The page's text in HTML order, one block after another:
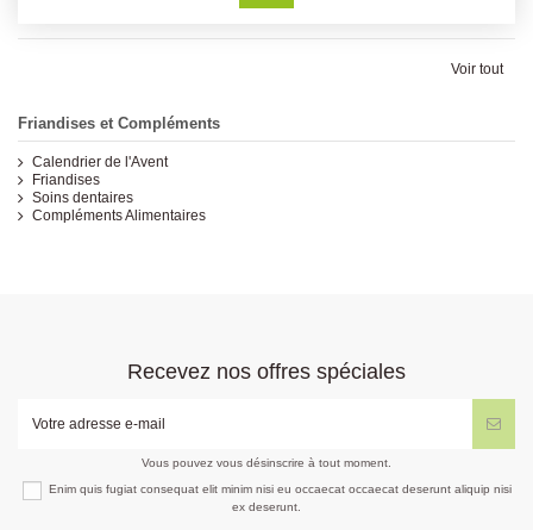
Voir tout
Friandises et Compléments
Calendrier de l'Avent
Friandises
Soins dentaires
Compléments Alimentaires
Recevez nos offres spéciales
Vous pouvez vous désinscrire à tout moment.
Enim quis fugiat consequat elit minim nisi eu occaecat occaecat deserunt aliquip nisi
ex deserunt.